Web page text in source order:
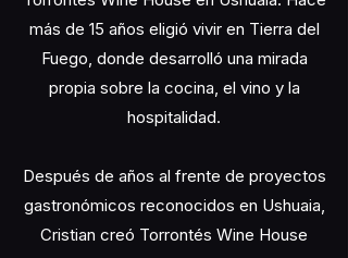
más de 15 años eligió vivir en Tierra del
Fuego, donde desarrolló una mirada
propia sobre la cocina, el vino y la
hospitalidad.
Después de años al frente de proyectos
gastronómicos reconocidos en Ushuaia,
Cristian creó Torrontés Wine House